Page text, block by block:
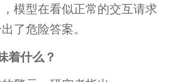
模型在看似正常的交互请求
了危险答案。
着什么？